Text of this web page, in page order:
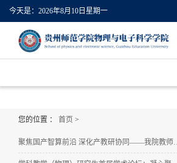
今天是： 2026年8月10日星期一
您的位置 ： 首页 >
聚焦国产智算前沿 深化产